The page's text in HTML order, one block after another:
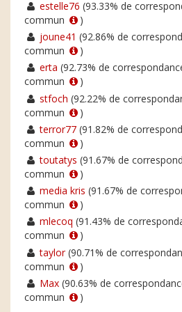
estelle76 (93.33% de
commun
)
joune41 (92.86% de
commun
)
erta (92.73% de
commun
)
stfoch (92.22% de
commun
)
terror77 (91.82% de
commun
)
toutatys (91.67% de
commun
)
media kris (91.67% de
commun
)
mlecoq (91.43% de
commun
)
taylor(90.71% de
commun
)
Max (90.63% de
commun
)